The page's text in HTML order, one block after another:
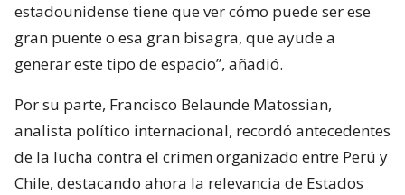
estadounidense tiene que ver cómo puede ser ese
gran puente o esa gran bisagra, que ayude a
generar este tipo de espacio”, añadió.
Por su parte, Francisco Belaunde Matossian,
analista político internacional, recordó antecedentes
de la lucha contra el crimen organizado entre Perú y
Chile, destacando ahora la relevancia de Estados